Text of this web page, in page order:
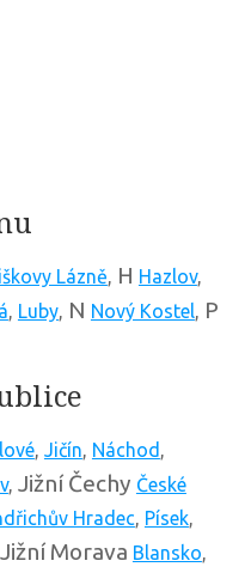
Lázně, H Hazlov,
, Luby, N Nový Kostel, P
, Jičín, Náchod ,
, Jižní Čechy České
Hradec, Písek,
Jižní Morava Blansko,